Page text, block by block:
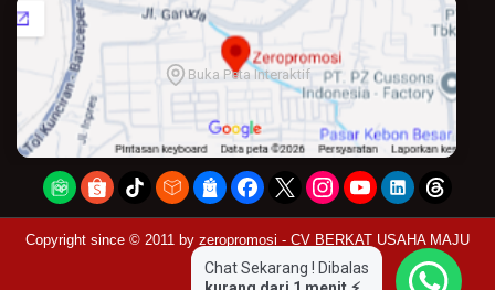
Buka Peta Interaktif
Copyright since © 2011 by zeropromosi - CV BERKAT USAHA MAJU
Chat Sekarang ! Dibalas